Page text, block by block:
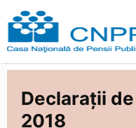
Județeană
Pensii
Declarații
2018